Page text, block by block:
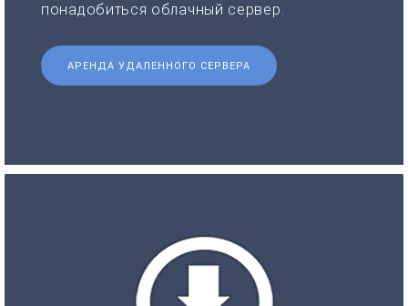
понадобиться облачный сервер.
АРЕНДА УДАЛЕННОГО СЕРВЕРА